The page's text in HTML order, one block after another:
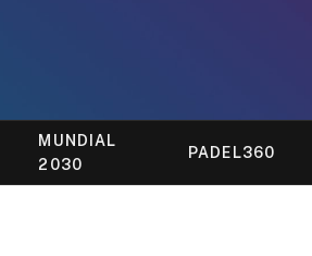
MUNDIAL
2030
PADEL360